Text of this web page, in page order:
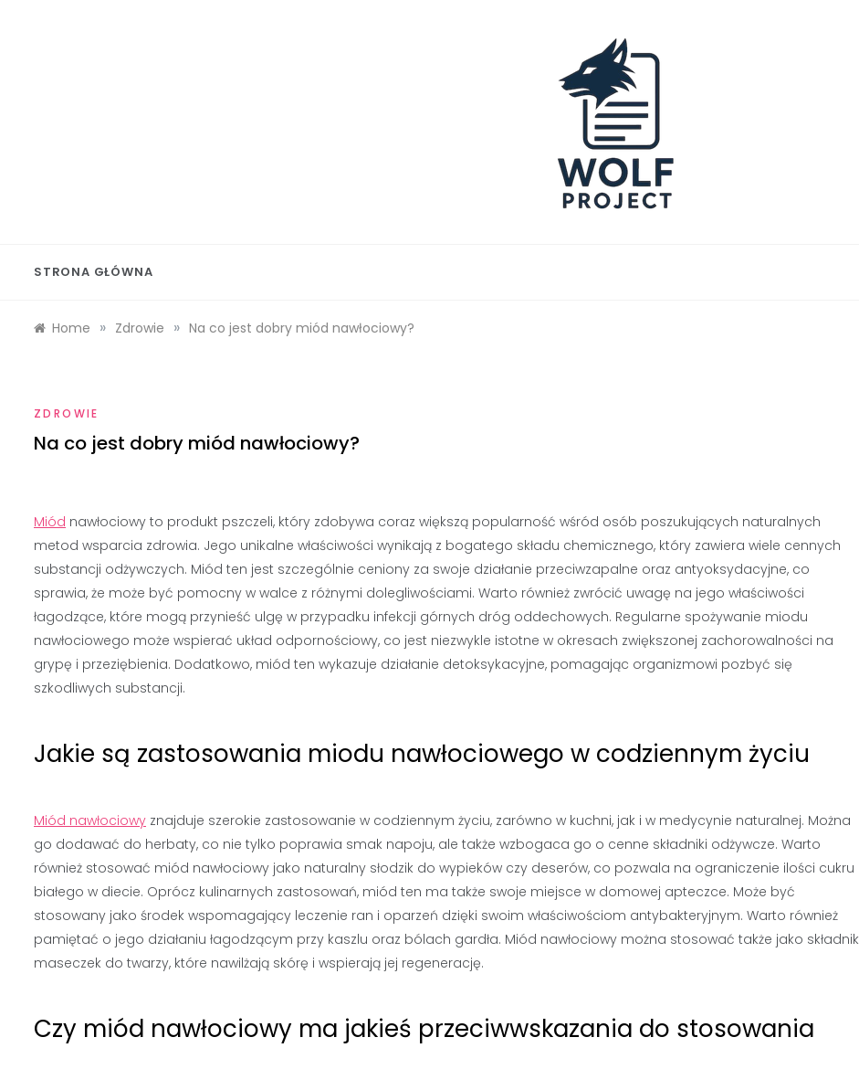
STRONA GŁÓWNA
Home » Zdrowie » Na co jest dobry miód nawłociowy?
ZDROWIE
Na co jest dobry miód nawłociowy?
Miód nawłociowy to produkt pszczeli, który zdobywa coraz większą popularność wśród osób poszukujących naturalnych
metod wsparcia zdrowia. Jego unikalne właściwości wynikają z bogatego składu chemicznego, który zawiera wiele cennych
substancji odżywczych. Miód ten jest szczególnie ceniony za swoje działanie przeciwzapalne oraz antyoksydacyjne, co
sprawia, że może być pomocny w walce z różnymi dolegliwościami. Warto również zwrócić uwagę na jego właściwości
łagodzące, które mogą przynieść ulgę w przypadku infekcji górnych dróg oddechowych. Regularne spożywanie miodu
nawłociowego może wspierać układ odpornościowy, co jest niezwykle istotne w okresach zwiększonej zachorowalności na
grypę i przeziębienia. Dodatkowo, miód ten wykazuje działanie detoksykacyjne, pomagając organizmowi pozbyć się
szkodliwych substancji.
Jakie są zastosowania miodu nawłociowego w codziennym życiu
Miód nawłociowy znajduje szerokie zastosowanie w codziennym życiu, zarówno w kuchni, jak i w medycynie naturalnej. Można
go dodawać do herbaty, co nie tylko poprawia smak napoju, ale także wzbogaca go o cenne składniki odżywcze. Warto
również stosować miód nawłociowy jako naturalny słodzik do wypieków czy deserów, co pozwala na ograniczenie ilości cukru
białego w diecie. Oprócz kulinarnych zastosowań, miód ten ma także swoje miejsce w domowej apteczce. Może być
stosowany jako środek wspomagający leczenie ran i oparzeń dzięki swoim właściwościom antybakteryjnym. Warto również
pamiętać o jego działaniu łagodzącym przy kaszlu oraz bólach gardła. Miód nawłociowy można stosować także jako składnik
maseczek do twarzy, które nawilżają skórę i wspierają jej regenerację.
Czy miód nawłociowy ma jakieś przeciwwskazania do stosowania